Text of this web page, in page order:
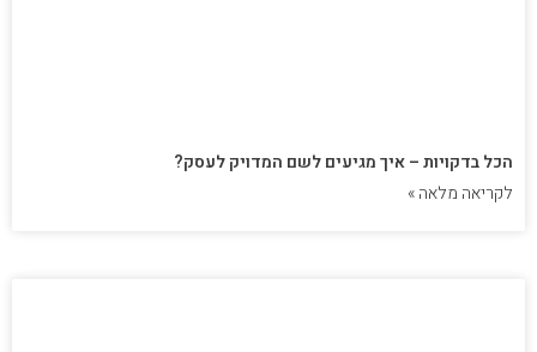
הכל בדקויות – איך מגיעים לשם המדויק לעסק?
לקריאה מלאה »